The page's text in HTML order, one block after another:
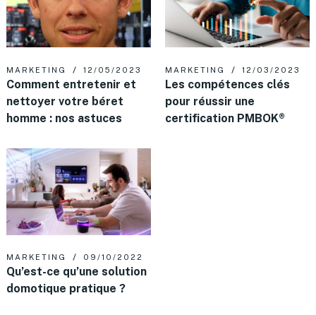
MARKETING 12/05/2023
Comment entretenir et
nettoyer votre béret
homme : nos astuces
MARKETING 12/03/2023
Les compétences clés
pour réussir une
certification PMBOK®
MARKETING 09/10/2022
Qu’est-ce qu’une solution
domotique pratique ?